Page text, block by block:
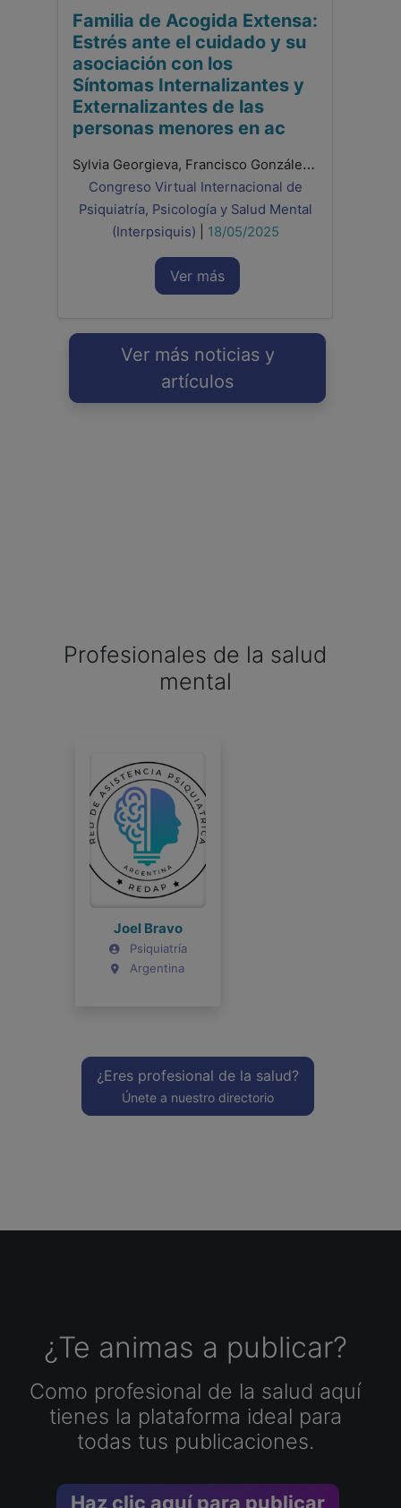
Familia de Acogida Extensa:
Estrés ante el cuidado y su
asociación con los
Síntomas Internalizantes y
Externalizantes de las
personas menores en ac
Sylvia Georgieva, Francisco González Sala, Laura Lacomba-Trejo
Congreso Virtual Internacional de
Psiquiatría, Psicología y Salud Mental
(Interpsiquis)
18/05/2025
Ver más
Ver más noticias y
artículos
Profesionales de la salud
mental
Joel Bravo
Psiquiatría
Argentina
¿Eres profesional de la salud?
Únete a nuestro directorio
¿Te animas a publicar?
Como profesional de la salud aquí
tienes la plataforma ideal para
todas tus publicaciones.
Haz clic aquí para publicar